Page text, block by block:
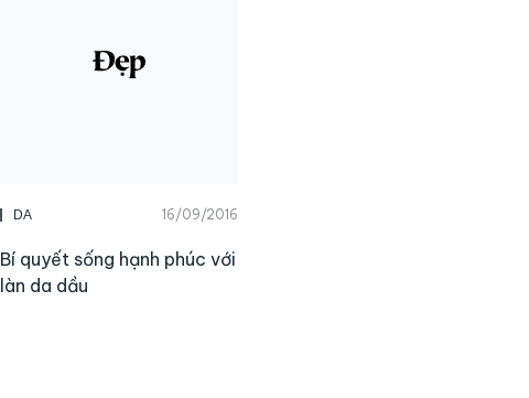
DA 16/09/2016
Bí quyết sống hạnh phúc với
làn da dầu